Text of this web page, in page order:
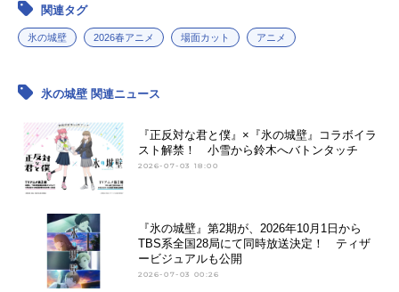
関連タグ
氷の城壁 2026春アニメ 場面カット アニメ
氷の城壁 関連ニュース
『正反対な君と僕』×『氷の城壁』コラボイラ
スト解禁！ 小雪から鈴木へバトンタッチ
2026-07-03 18:00
『氷の城壁』第2期が、2026年10月1日から
TBS系全国28局にて同時放送決定！ ティザ
ービジュアルも公開
2026-07-03 00:26